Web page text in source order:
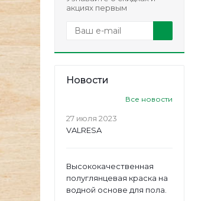
акциях первым
Новости
Все новости
27 июля 2023
VALRESA
Высококачественная
полуглянцевая краска на
водной основе для пола.